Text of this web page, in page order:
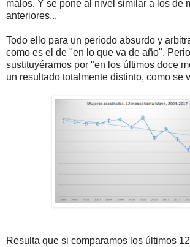
malos. Y se pone al nivel similar a los de
anteriores...
Todo ello para un periodo absurdo y
como es el de "en lo que va de año".
sustituyéramos por "en los últimos doce
un resultado totalmente distinto, como se
Resulta que si comparamos los últimos